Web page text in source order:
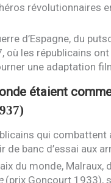
révolutionnaires
d’Espagne, du
les républicains
une adaptation
étaient
qui combattent
banc d’essai aux
du monde, Malraux,
(prix Goncourt 1933),